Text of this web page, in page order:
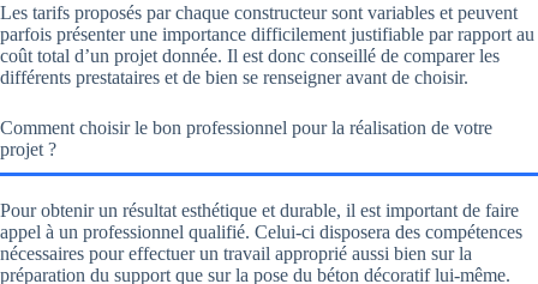
Les tarifs proposés par chaque constructeur sont variables et peuvent
parfois présenter une importance difficilement justifiable par rapport au
coût total d’un projet donnée. Il est donc conseillé de comparer les
différents prestataires et de bien se renseigner avant de choisir.
Comment choisir le bon professionnel pour la réalisation de votre
projet ?
Pour obtenir un résultat esthétique et durable, il est important de faire
appel à un professionnel qualifié. Celui-ci disposera des compétences
nécessaires pour effectuer un travail approprié aussi bien sur la
préparation du support que sur la pose du béton décoratif lui-même.